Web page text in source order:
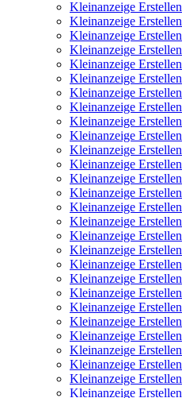
Kleinanzeige Erstellen
Kleinanzeige Erstellen
Kleinanzeige Erstellen
Kleinanzeige Erstellen
Kleinanzeige Erstellen
Kleinanzeige Erstellen
Kleinanzeige Erstellen
Kleinanzeige Erstellen
Kleinanzeige Erstellen
Kleinanzeige Erstellen
Kleinanzeige Erstellen
Kleinanzeige Erstellen
Kleinanzeige Erstellen
Kleinanzeige Erstellen
Kleinanzeige Erstellen
Kleinanzeige Erstellen
Kleinanzeige Erstellen
Kleinanzeige Erstellen
Kleinanzeige Erstellen
Kleinanzeige Erstellen
Kleinanzeige Erstellen
Kleinanzeige Erstellen
Kleinanzeige Erstellen
Kleinanzeige Erstellen
Kleinanzeige Erstellen
Kleinanzeige Erstellen
Kleinanzeige Erstellen
Kleinanzeige Erstellen